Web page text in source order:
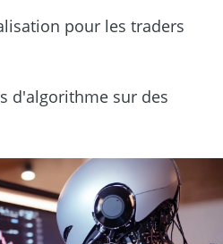
pour les traders
d'algorithme sur des